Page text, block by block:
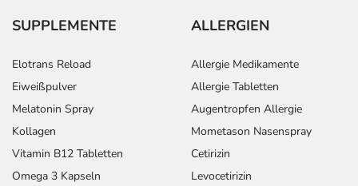
SUPPLEMENTE
Elotrans Reload
Eiweißpulver
Melatonin Spray
Kollagen
Vitamin B12 Tabletten
Omega 3 Kapseln
ALLERGIEN
Allergie Medikamente
Allergie Tabletten
Augentropfen Allergie
Mometason Nasenspray
Cetirizin
Levocetirizin